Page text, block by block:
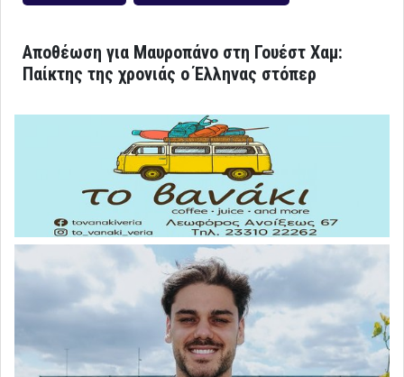
Αποθέωση για Μαυροπάνο στη Γουέστ Χαμ:
Παίκτης της χρονιάς ο Έλληνας στόπερ